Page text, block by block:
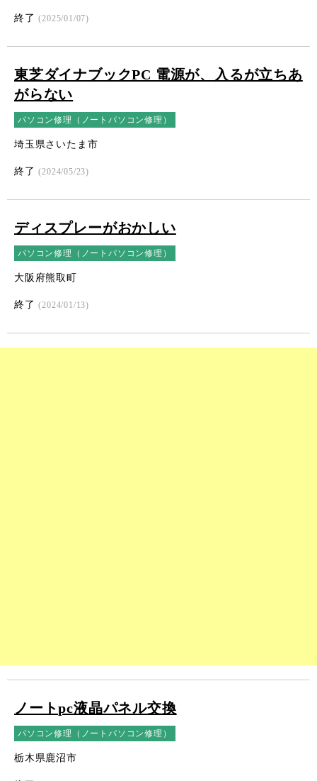
終了(2025/01/07)
東芝ダイナブックPC 電源が、入るが立ちあ
がらない
パソコン修理（ノートパソコン修理）
埼玉県さいたま市
終了(2024/05/23)
ディスプレーがおかしい
パソコン修理（ノートパソコン修理）
大阪府熊取町
終了(2024/01/13)
ノートpc液晶パネル交換
パソコン修理（ノートパソコン修理）
栃木県鹿沼市